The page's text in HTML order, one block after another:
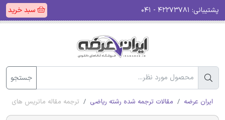
پشتیبانی: سبد خرید
جستجو
ایران عرضه مقالات ترجمه شده رشته ریاضی ترجمه مقاله ماتریس های